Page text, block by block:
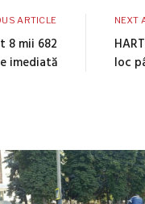
ARTICLE
8 mii 682
imediată
NEXT
loc